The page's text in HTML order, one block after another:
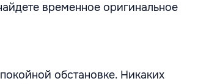
временное оригинальное
обстановке. Никаких